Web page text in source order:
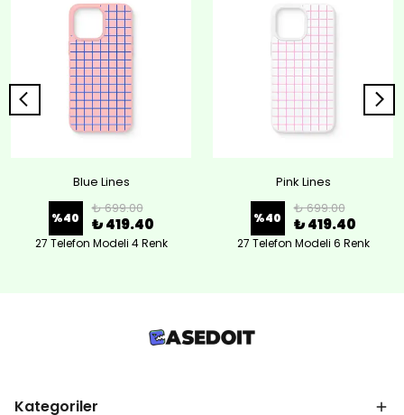
Blue Lines
%40
₺ 699.00
₺ 419.40
27 Telefon Modeli 4 Renk
Pink Lines
%40
₺ 699.00
₺ 419.40
27 Telefon Modeli 6 Renk
Kategoriler